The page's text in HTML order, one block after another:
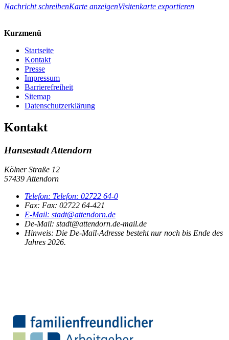
Nachricht schreibenKarte anzeigenVisitenkarte exportieren
Kurzmenü
Startseite
Kontakt
Presse
Impressum
Barrierefreiheit
Sitemap
Datenschutzerklärung
Kontakt
Hansestadt Attendorn
Kölner Straße 12
57439 Attendorn
Telefon: Telefon: 02722 64-0
Fax: Fax: 02722 64-421
E-Mail: stadt@attendorn.de
De-Mail: stadt@attendorn.de-mail.de
Hinweis: Die De-Mail-Adresse besteht nur noch bis Ende des
Jahres 2026.